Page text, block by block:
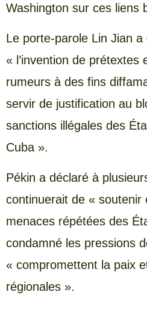
Washington sur ces liens
Le porte-parole Lin Jian a
« l’invention de prétextes
rumeurs à des fins
servir de justification au
sanctions illégales des
Cuba ».
Pékin a déclaré à
continuerait de « soutenir
menaces répétées des
condamné les pressions
« compromettent la paix
régionales ».